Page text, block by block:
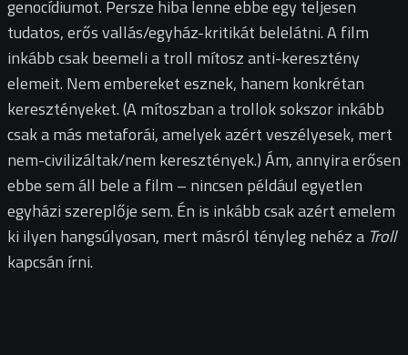
genocídiumot. Persze hiba lenne ebbe egy teljesen
tudatos, erős vallás/egyház-kritikát belelátni. A film
inkább csak beemeli a troll mítosz anti-keresztény
elemeit. Nem embereket esznek, hanem konkrétan
keresztényeket. (A mítoszban a trollok sokszor inkább
csak a más metaforái, amelyek azért veszélyesek, mert
nem-civilizáltak/nem keresztények.) Ám, annyira erősen
ebbe sem áll bele a film – nincsen például egyetlen
egyházi szereplője sem. Én is inkább csak azért emelem
ki ilyen hangsúlyosan, mert másról tényleg nehéz a Troll
kapcsán írni.